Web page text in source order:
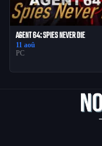
AGENT 64: SPIES NEVER DIE
11 aoû
PC